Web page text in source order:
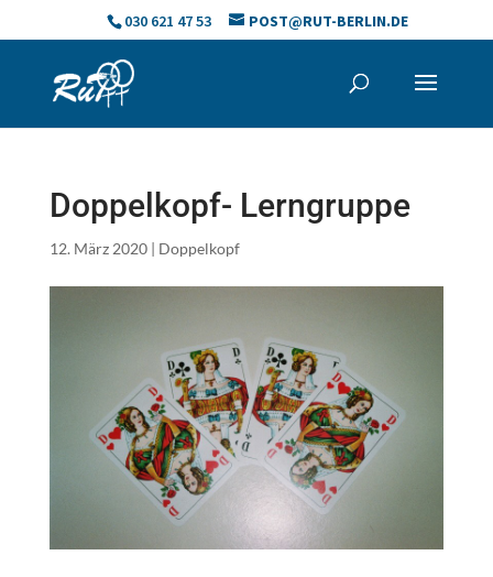
030 621 47 53 POST@RUT-BERLIN.DE
Doppelkopf- Lerngruppe
12. März 2020| Doppelkopf